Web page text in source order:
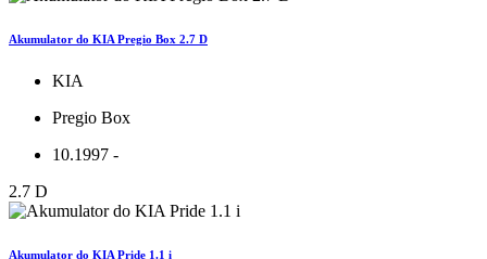
Akumulator do KIA Pregio Box 2.7 D
KIA
Pregio Box
10.1997 -
2.7 D
Akumulator do KIA Pride 1.1 i